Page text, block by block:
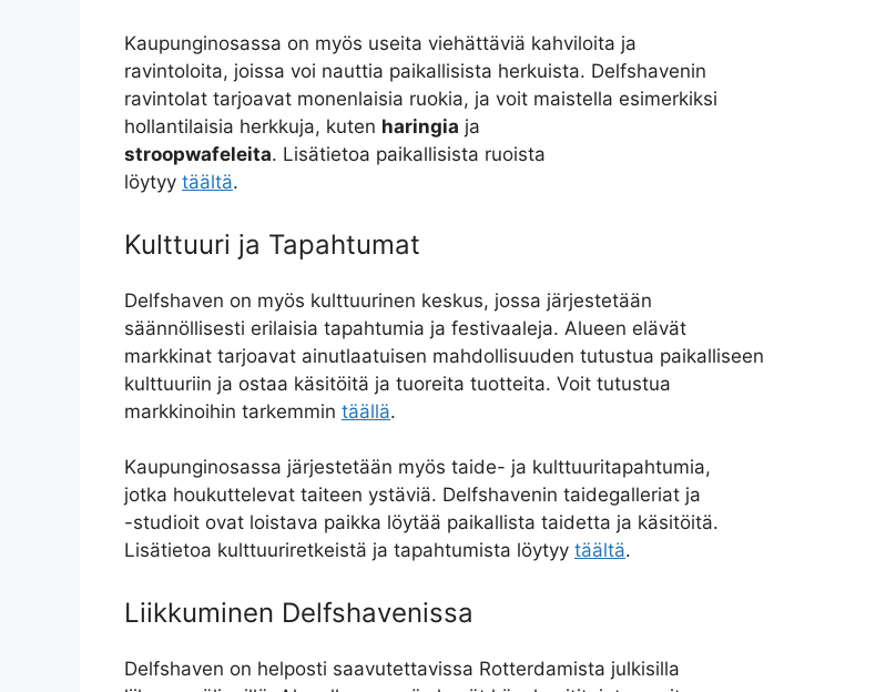
Kaupunginosassa on myös useita viehättäviä kahviloita ja
ravintoloita, joissa voi nauttia paikallisista herkuista. Delfshavenin
ravintolat tarjoavat monenlaisia ruokia, ja voit maistella esimerkiksi
hollantilaisia herkkuja, kuten haringia ja
stroopwafeleita. Lisätietoa paikallisista ruoista
löytyy täältä.
Kulttuuri ja Tapahtumat
Delfshaven on myös kulttuurinen keskus, jossa järjestetään
säännöllisesti erilaisia tapahtumia ja festivaaleja. Alueen elävät
markkinat tarjoavat ainutlaatuisen mahdollisuuden tutustua paikalliseen
kulttuuriin ja ostaa käsitöitä ja tuoreita tuotteita. Voit tutustua
markkinoihin tarkemmin täällä.
Kaupunginosassa järjestetään myös taide- ja kulttuuritapahtumia,
jotka houkuttelevat taiteen ystäviä. Delfshavenin taidegalleriat ja
-studioit ovat loistava paikka löytää paikallista taidetta ja käsitöitä.
Lisätietoa kulttuuriretkeistä ja tapahtumista löytyy täältä.
Liikkuminen Delfshavenissa
Delfshaven on helposti saavutettavissa Rotterdamista julkisilla